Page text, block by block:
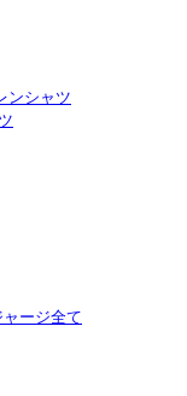
ンシャツ
ージ全て